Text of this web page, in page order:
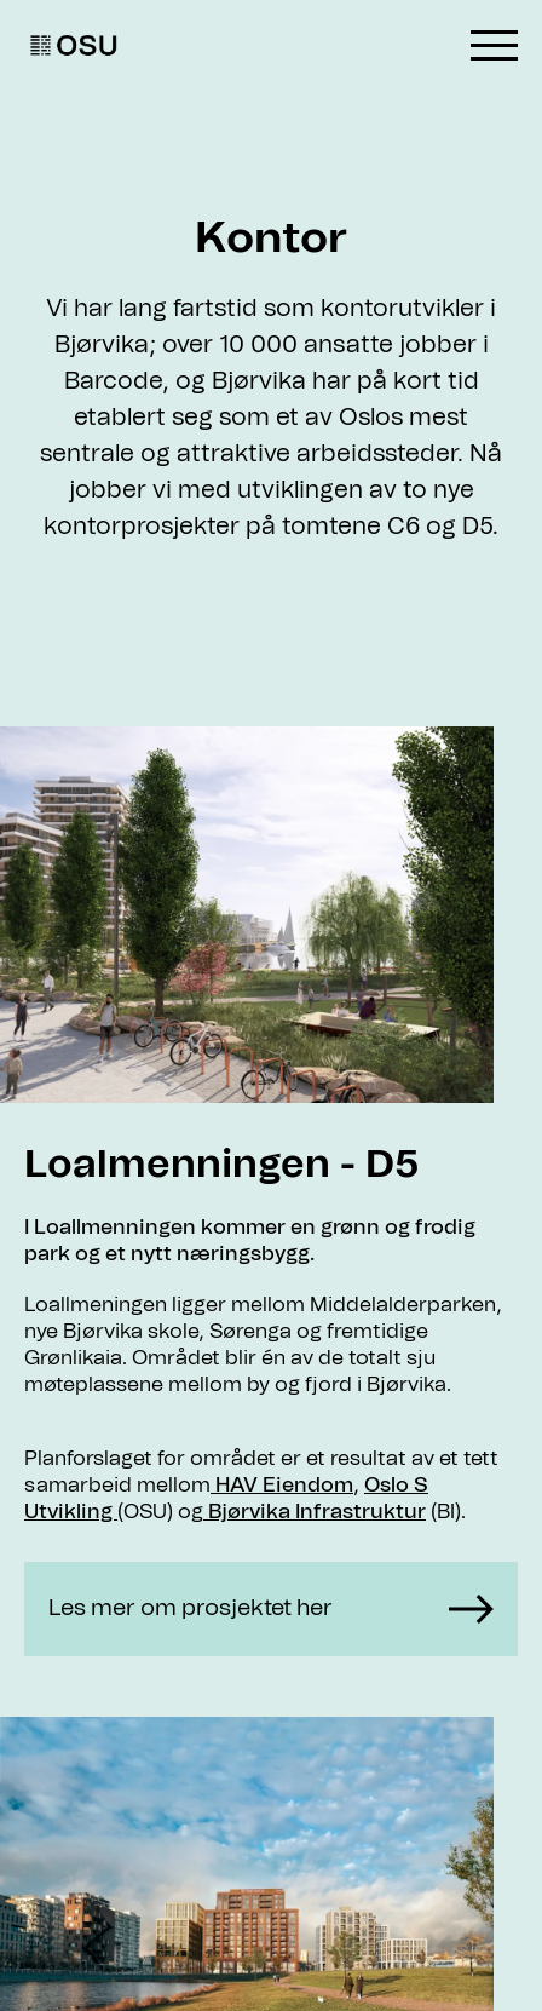
Kontor
Vi har lang fartstid som kontorutvikler i
Bjørvika; over 10 000 ansatte jobber i
Barcode, og Bjørvika har på kort tid
etablert seg som et av Oslos mest
sentrale og attraktive arbeidssteder. Nå
jobber vi med utviklingen av to nye
kontorprosjekter på tomtene C6 og D5.
Loalmenningen - D5
I Loallmenningen kommer en grønn og frodig
park og et nytt næringsbygg.
Loallmeningen ligger mellom Middelalderparken,
nye Bjørvika skole, Sørenga og fremtidige
Grønlikaia. Området blir én av de totalt sju
møteplassene mellom by og fjord i Bjørvika.
Planforslaget for området er et resultat av et tett
samarbeid mellom HAV Eiendom, Oslo S
Utvikling (OSU) og Bjørvika Infrastruktur (BI).
Les mer om prosjektet her